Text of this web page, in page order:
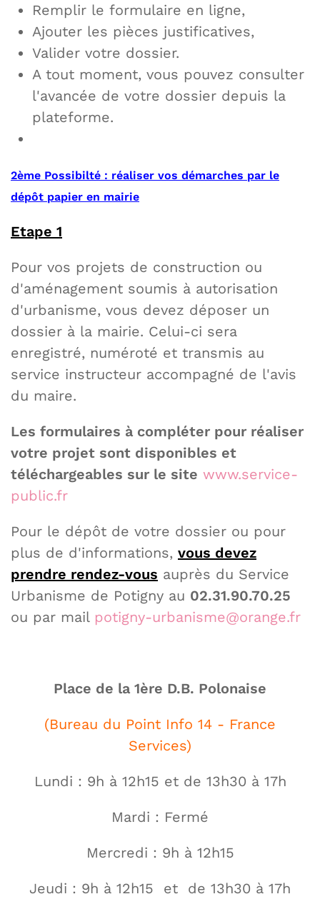
Remplir le formulaire en ligne,
Ajouter les pièces justificatives,
Valider votre dossier.
A tout moment, vous pouvez consulter
l'avancée de votre dossier depuis la
plateforme.
2ème Possibilté : réaliser vos démarches par le
dépôt papier en mairie
Etape 1
Pour vos projets de construction ou
d'aménagement soumis à autorisation
d'urbanisme, vous devez déposer un
dossier à la mairie. Celui-ci sera
enregistré, numéroté et transmis au
service instructeur accompagné de l'avis
du maire.
Les formulaires à compléter pour réaliser
votre projet sont disponibles et
téléchargeables sur le site www.service-
public.fr
Pour le dépôt de votre dossier ou pour
plus de d'informations, vous devez
prendre rendez-vous auprès du Service
Urbanisme de Potigny au 02.31.90.70.25
ou par mail potigny-urbanisme@orange.fr
Place de la 1ère D.B. Polonaise
(Bureau du Point Info 14 - France
Services)
Lundi : 9h à 12h15 et de 13h30 à 17h
Mardi : Fermé
Mercredi : 9h à 12h15
Jeudi : 9h à 12h15 et de 13h30 à 17h